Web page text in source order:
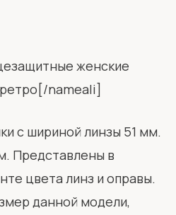
женские
nameali]
с шириной линзы 51 мм.
Представлены в
цвета линз и оправы.
данной модели,